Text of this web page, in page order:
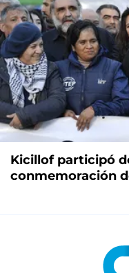
Kicillof participó
conmemoración